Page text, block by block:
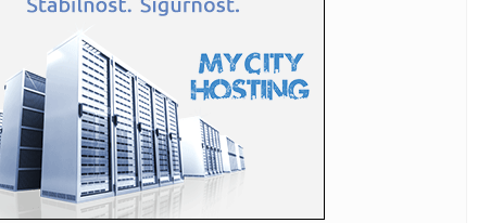
18:51:
18:50:Dosta sa „teatralnom diplomatijom“ – glavni iranski
pregova...
18:48:Gužve na granici sa Hrvatskom: Na Batrovcima četiri sata
čekan...
18:47:Majkl Džekson dobija nastavak filma koji je oborio